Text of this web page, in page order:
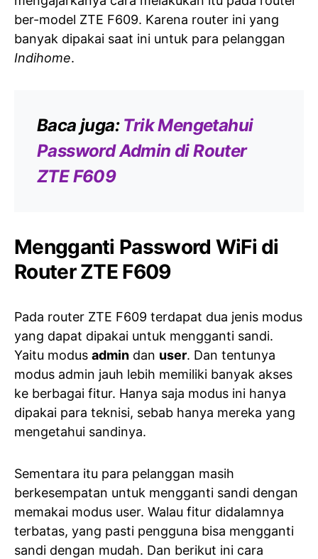
ber-model ZTE F609. Karena router ini yang
banyak dipakai saat ini untuk para pelanggan
Indihome.
Baca juga: Trik Mengetahui
Password Admin di Router
ZTE F609
Mengganti Password WiFi di
Router ZTE F609
Pada router ZTE F609 terdapat dua jenis modus
yang dapat dipakai untuk mengganti sandi.
Yaitu modus admin dan user. Dan tentunya
modus admin jauh lebih memiliki banyak akses
ke berbagai fitur. Hanya saja modus ini hanya
dipakai para teknisi, sebab hanya mereka yang
mengetahui sandinya.
Sementara itu para pelanggan masih
berkesempatan untuk mengganti sandi dengan
memakai modus user. Walau fitur didalamnya
terbatas, yang pasti pengguna bisa mengganti
sandi dengan mudah. Dan berikut ini cara